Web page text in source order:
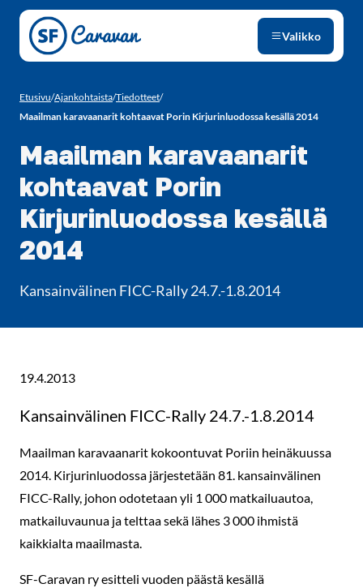
Siirry sivun sisältöön
Valikko
Etusivu/Ajankohtaista/Tiedotteet/
Maailman karavaanarit kohtaavat Porin Kirjurinluodossa kesällä 2014
Maailman karavaanarit
kohtaavat Porin
Kirjurinluodossa kesällä
2014
Kansainvälinen FICC-Rally 24.7.-1.8.2014
19.4.2013
Kansainvälinen FICC-Rally 24.7.-1.8.2014
Maailman karavaanarit kokoontuvat Poriin heinäkuussa
2014. Kirjurinluodossa järjestetään 81. kansainvälinen
FICC-Rally, johon odotetaan yli 1 000 matkailuautoa,
matkailuvaunua ja telttaa sekä lähes 3 000 ihmistä
kaikkialta maailmasta.
SF-Caravan ry esitteli vuoden päästä kesällä